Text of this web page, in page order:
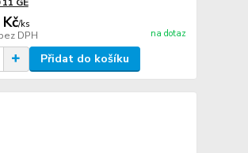
/ks
DPH na dotaz
Přidat do košíku